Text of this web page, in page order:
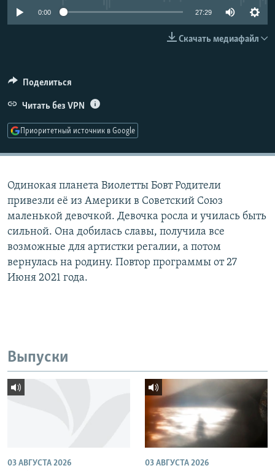
РАСПИСАНИЕ ВЕЩАНИЯ
0:00 27:29
Скачать медиафайл
Поделиться
Читать без VPN
Приоритетный источник в Google
Одинокая планета Виолетты Бовт Родители
привезли её из Америки в Советский Союз
маленькой девочкой. Девочка росла и училась быть
сильной. Она добилась славы, получила все
возможные для артистки регалии, а потом
вернулась на родину. Повтор программы от 27
Июня 2021 года.
Выпуски
03 АВГУСТА 2026 03 АВГУСТА 2026